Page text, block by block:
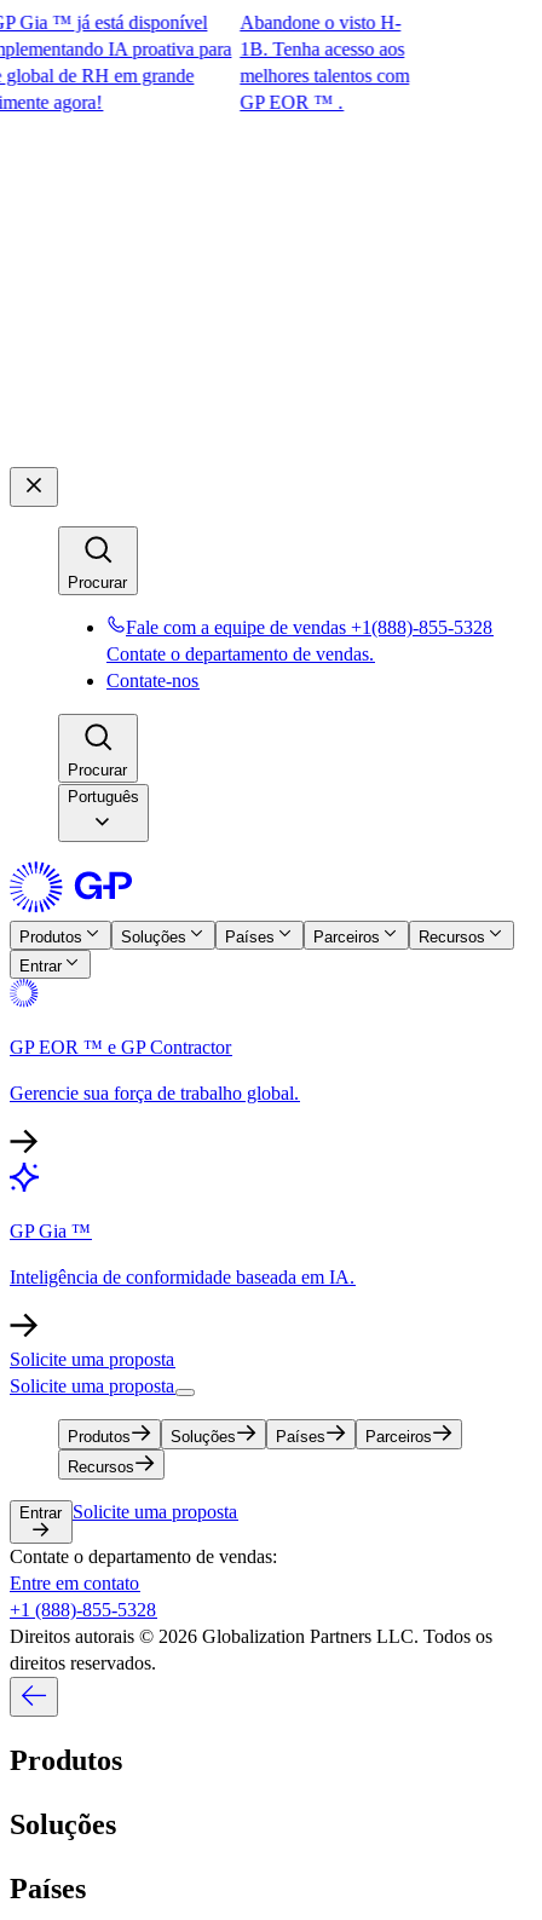
™ já está disponível
IA proativa para
de RH em grande
agora!​​
Abandone o visto H-
1B. Tenha acesso aos
melhores talentos com
GP EOR ™ .​​
Procurar​​
Fale com a equipe de vendas +1(888)-855-5328​​
Contate o departamento de vendas.​​
Contate-nos​​
Procurar​​
Português
Produtos​​ Soluções​​ Países​​ Parceiros​​
Recursos​​
Entrar​​
GP EOR ™ e GP Contractor​​
Gerencie sua força de trabalho global.​​
GP Gia ™​​
Inteligência de conformidade baseada em IA.​​
Solicite uma proposta​​
Solicite uma proposta​​
Produtos​​ Soluções​​ Países​​
Parceiros​​
Recursos​​
Entrar​​ Solicite uma proposta​​
Contate o departamento de vendas:​​
Entre em contato​​
+1 (888)-855-5328​​
Direitos autorais © 2026 Globalization Partners LLC. Todos os
direitos reservados.​​
Produtos​​
Soluções​​
Países​​